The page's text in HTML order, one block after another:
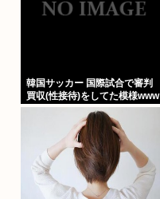
韓国サッカー 国際試合で審判
買収(性接待)をしてた模様www